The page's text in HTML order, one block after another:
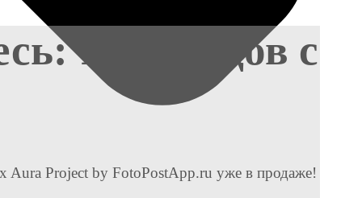
10 брендов с
Aura Project by FotoPostApp.ru уже в продаже!